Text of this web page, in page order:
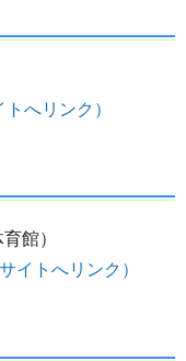
へリンク）
館）
イトへリンク）